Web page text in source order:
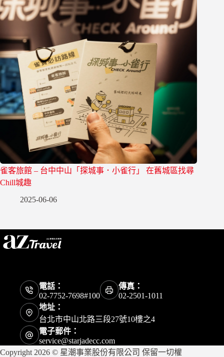
雀客旅館 – 台中中山「探城事．小雀行」 在舊城區找尋
Chill城趣
2025-06-06
電話：
02-7752-7698#100
傳真：
02-2501-1011
地址：
台北市中山北路三段27號10樓之4
電子郵件：
service@starjadecc.com
Copyright 2026 © 星潮事業股份有限公司 保留一切權